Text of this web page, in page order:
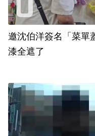
邀沈伯洋簽名「菜單
漆全遮了